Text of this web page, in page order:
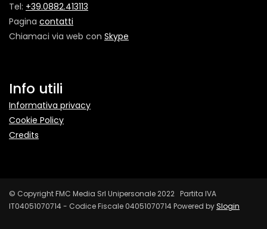
Tel: +39.0882.413113
Pagina contatti
Chiamaci via web con Skype
Info utili
Informativa privacy
Cookie Policy
Credits
© Copyright FMC Media Srl Unipersonale 2022 Partita IVA
IT04051070714 - Codice Fiscale 04051070714 Powered bySlogin